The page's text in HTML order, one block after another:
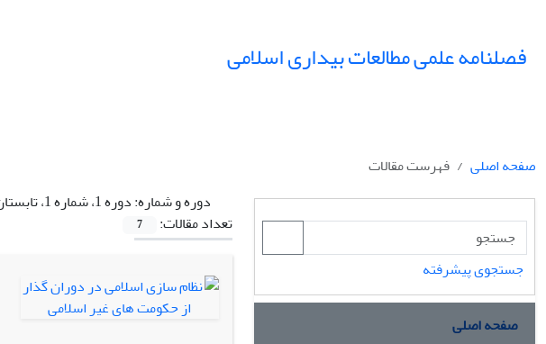
فصلنامه علمی مطالعات بیداری اسلامی
صفحه اصلی
فهرست مقالات
دوره و شماره:دوره 1، شماره 1، تابستان 1391، صفحه 1-202
تعداد مقالات:
7
جستجوی پیشرفته
صفحه اصلی